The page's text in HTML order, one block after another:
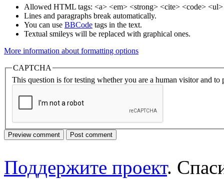
Allowed HTML tags: <a> <em> <strong> <cite> <code>
Lines and paragraphs break automatically.
You can use BBCode tags in the text.
Textual smileys will be replaced with graphical ones.
More information about formatting options
CAPTCHA
This question is for testing whether you are a human visitor and to
Поддержите проект.